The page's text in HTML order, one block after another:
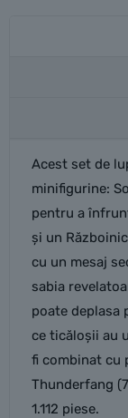
Acest set de
minifigurine:
pentru a
și un
cu un mesaj
sabia
poate deplasa
ce ticăloșii au
fi combinat cu
Thunderfang
1.112 piese.